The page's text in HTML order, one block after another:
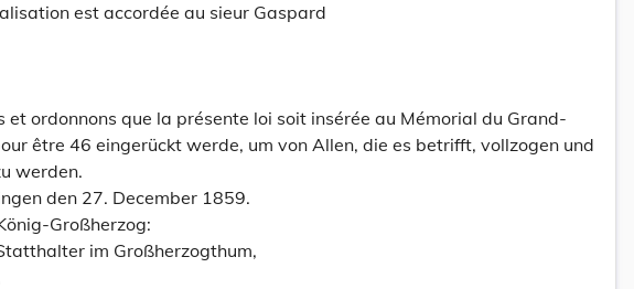
est accordée au sieur Gaspard
et ordonnons que la présente loi soit insérée au Mémorial du Grand-
être 46 eingerückt werde, um von Allen, die es betrifft, vollzogen und
werden.
den 27. December 1859.
Großherzog:
im Großherzogthum,